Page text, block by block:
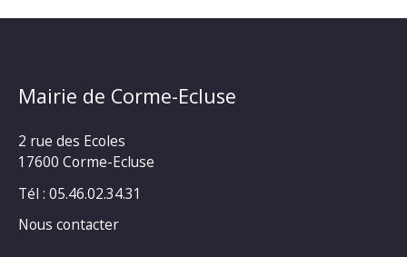
Mairie de Corme-Ecluse
2 rue des Ecoles
17600 Corme-Ecluse
Tél : 05.46.02.34.31
Nous contacter